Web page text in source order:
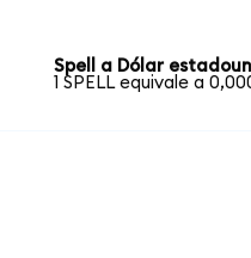
Spell a Dólar
1 SPELL equivale a